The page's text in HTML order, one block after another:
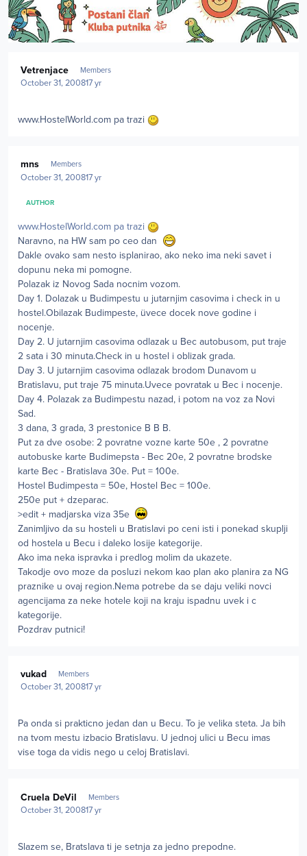
Vetrenjace Members
October 31, 200817 yr
www.HostelWorld.com pa trazi
mns Members
October 31, 200817 yr
AUTHOR
www.HostelWorld.com pa trazi
Naravno, na HW sam po ceo dan
Dakle ovako sam nesto isplanirao, ako neko ima neki savet i
dopunu neka mi pomogne.
Polazak iz Novog Sada nocnim vozom.
Day 1. Dolazak u Budimpestu u jutarnjim casovima i check in u
hostel.Obilazak Budimpeste, üvece docek nove godine i
nocenje.
Day 2. U jutarnjim casovima odlazak u Bec autobusom, put traje
2 sata i 30 minuta.Check in u hostel i oblizak grada.
Day 3. U jutarnjim casovima odlazak brodom Dunavom u
Bratislavu, put traje 75 minuta.Uvece povratak u Bec i nocenje.
Day 4. Polazak za Budimpestu nazad, i potom na voz za Novi
Sad.
3 dana, 3 grada, 3 prestonice B B B.
Put za dve osobe: 2 povratne vozne karte 50e , 2 povratne
autobuske karte Budimepsta - Bec 20e, 2 povratne brodske
karte Bec - Bratislava 30e. Put = 100e.
Hostel Budimpesta = 50e, Hostel Bec = 100e.
250e put + dzeparac.
>edit + madjarska viza 35e
Zanimljivo da su hosteli u Bratislavi po ceni isti i ponekad skuplji
od hostela u Becu i daleko losije kategorije.
Ako ima neka ispravka i predlog molim da ukazete.
Takodje ovo moze da posluzi nekom kao plan ako planira za NG
praznike u ovaj region.Nema potrebe da se daju veliki novci
agencijama za neke hotele koji na kraju ispadnu uvek i c
kategorije.
Pozdrav putnici!
vukad Members
October 31, 200817 yr
Pa onda si prakticno jedan dan u Becu. To je velika steta. Ja bih
na tvom mestu izbacio Bratislavu. U jednoj ulici u Becu imas
vise toga da vidis nego u celoj Bratislavi.
Cruela DeVil Members
October 31, 200817 yr
Slazem se, Bratslava ti je setnja za jedno prepodne.